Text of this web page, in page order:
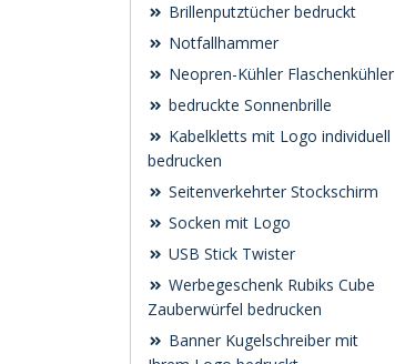
Brillenputztücher bedruckt
Notfallhammer
Neopren-Kühler Flaschenkühler
bedruckte Sonnenbrille
Kabelkletts mit Logo individuell
bedrucken
Seitenverkehrter Stockschirm
Socken mit Logo
USB Stick Twister
Werbegeschenk Rubiks Cube
Zauberwürfel bedrucken
Banner Kugelschreiber mit